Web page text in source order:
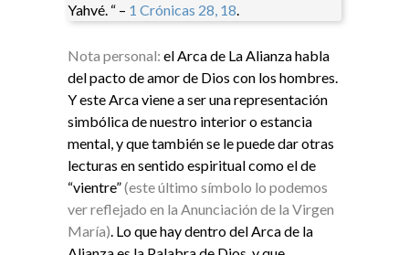
Yahvé. “ – 1 Crónicas 28, 18.
Nota personal: el Arca de La Alianza habla
del pacto de amor de Dios con los hombres.
Y este Arca viene a seruna representación
simbólica de nuestro interior o estancia
mental, y que también se le puede dar otras
lecturas en sentido espiritual como el de
“vientre”(este último símbolo lo podemos
ver reflejado en la Anunciación de la Virgen
María). Lo que hay dentro del Arca de la